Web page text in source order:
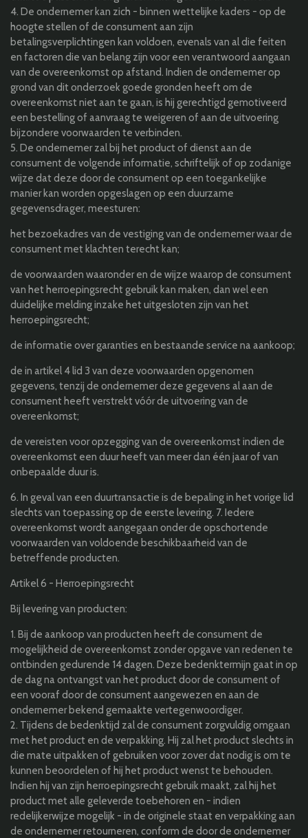
4. De ondernemer kan zich - binnen wettelijke kaders - op de
hoogte stellen of de consument aan zijn
betalingsverplichtingen kan voldoen, evenals van al die feiten
en factoren die van belang zijn voor een verantwoord aangaan
van de overeenkomst op afstand. Indien de ondernemer op
grond van dit onderzoek goede gronden heeft om de
overeenkomst niet aan te gaan, is hij gerechtigd gemotiveerd
een bestelling of aanvraag te weigeren of aan de uitvoering
bijzondere voorwaarden te verbinden.
5. De ondernemer zal bij het product of dienst aan de
consument de volgende informatie, schriftelijk of op zodanige
wijze dat deze door de consument op een toegankelijke
manier kan worden opgeslagen op een duurzame
gegevensdrager, meesturen:
het bezoekadres van de vestiging van de ondernemer waar de
consument met klachten terecht kan;
de voorwaarden waaronder en de wijze waarop de consument
van het herroepingsrecht gebruik kan maken, dan wel een
duidelijke melding inzake het uitgesloten zijn van het
herroepingsrecht;
de informatie over garanties en bestaande service na aankoop;
de in artikel 4 lid 3 van deze voorwaarden opgenomen
gegevens, tenzij de ondernemer deze gegevens al aan de
consument heeft verstrekt vóór de uitvoering van de
overeenkomst;
de vereisten voor opzegging van de overeenkomst indien de
overeenkomst een duur heeft van meer dan één jaar of van
onbepaalde duur is.
6. In geval van een duurtransactie is de bepaling in het vorige lid
slechts van toepassing op de eerste levering. 7. Iedere
overeenkomst wordt aangegaan onder de opschortende
voorwaarden van voldoende beschikbaarheid van de
betreffende producten.
Artikel 6 - Herroepingsrecht
Bij levering van producten:
1. Bij de aankoop van producten heeft de consument de
mogelijkheid de overeenkomst zonder opgave van redenen te
ontbinden gedurende 14 dagen. Deze bedenktermijn gaat in op
de dag na ontvangst van het product door de consument of
een vooraf door de consument aangewezen en aan de
ondernemer bekend gemaakte vertegenwoordiger.
2. Tijdens de bedenktijd zal de consument zorgvuldig omgaan
met het product en de verpakking. Hij zal het product slechts in
die mate uitpakken of gebruiken voor zover dat nodig is om te
kunnen beoordelen of hij het product wenst te behouden.
Indien hij van zijn herroepingsrecht gebruik maakt, zal hij het
product met alle geleverde toebehoren en - indien
redelijkerwijze mogelijk - in de originele staat en verpakking aan
de ondernemer retourneren, conform de door de ondernemer